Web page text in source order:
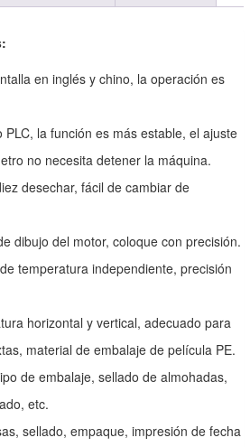
en inglés y chino, la operación es
PLC, la función es más estable, el ajuste
no necesita detener la máquina.
desechar, fácil de cambiar de
dibujo del motor, coloque con precisión.
temperatura independiente, precisión
horizontal y vertical, adecuado para
material de embalaje de película PE.
de embalaje, sellado de almohadas,
etc.
sellado, empaque, impresión de fecha